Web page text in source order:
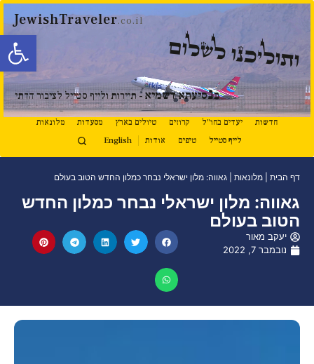
פתח
JewishTraveler.co.il
ותוליכנו לשלום
בנסיעתא דשמיא- תיירות ולייף סטייל לציבור הדתי
חדשות יעדים בחו"ל קרוזים טיולים בארץ מסעדות
מלונאות
לייף סטייל
טיפים אודות English
דף הבית מלונאות גאווה: מלון ישראלי נבחר כמלון החדש הטוב בעולם
גאווה: מלון ישראלי נבחר כמלון החדש
הטוב בעולם
יעקב מאור
נובמבר 7, 2022